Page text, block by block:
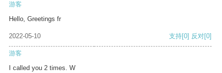
游客
Hello, Greetings fr
2022-05-10 支持[0] 反对[0]
游客
I called you 2 times. W